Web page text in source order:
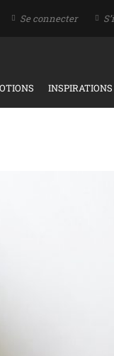
Se connecter
INSPIRATIONS